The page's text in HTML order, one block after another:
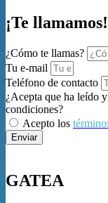
¡Te llamamos!
¿Cómo te llamas?
Tu e-mail
Teléfono de contacto
¿Acepta que ha leído
condiciones?
Acepto los
Enviar
GATEA